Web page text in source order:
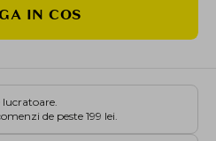
IN COS
de peste 199 lei.